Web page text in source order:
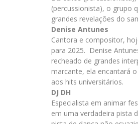
(percussionista), o grupo
grandes revelações do
Denise Antunes
Cantora e compositor,
para 2025. Denise
recheado de grandes
marcante, ela encantará
aos hits universitários.
DJ DH
Especialista em animar
em uma verdadeira pista